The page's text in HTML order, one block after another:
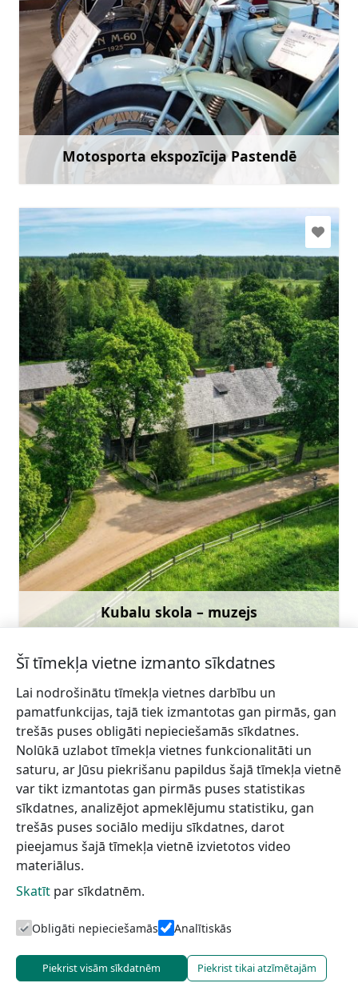
Motosporta ekspozīcija Pastendē
+371 26751108
Doties
Uzzināt vairāk
Kubalu skola – muzejs
kubaluskolamuzejs@talsi.lv
+371 26332238
Doties
Uzzināt vairāk
Šī tīmekļa vietne izmanto sīkdatnes
Lai nodrošinātu tīmekļa vietnes darbību un
pamatfunkcijas, tajā tiek izmantotas gan pirmās, gan
trešās puses obligāti nepieciešamās sīkdatnes.
Nolūkā uzlabot tīmekļa vietnes funkcionalitāti un
saturu, ar Jūsu piekrišanu papildus šajā tīmekļa vietnē
var tikt izmantotas gan pirmās puses statistikas
sīkdatnes, analizējot apmeklējumu statistiku, gan
trešās puses sociālo mediju sīkdatnes, darot
pieejamus šajā tīmekļa vietnē izvietotos video
materiālus.
Skatīt par sīkdatnēm.
Obligāti nepieciešamās Analītiskās
Piekrist visām sīkdatnēm Piekrist tikai atzīmētajām